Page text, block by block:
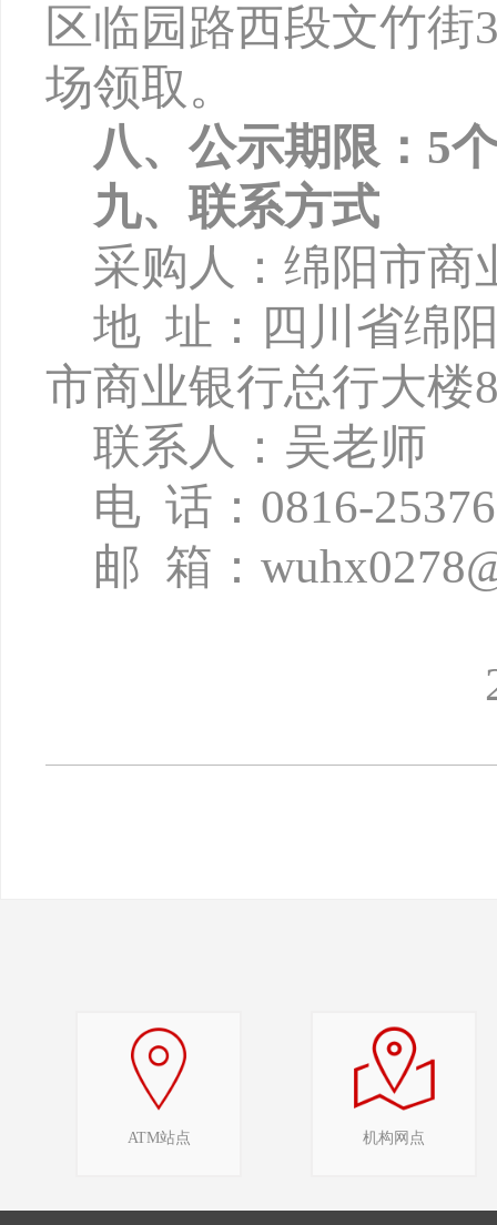
区临园路西段文竹
场领取。
八、公示期限： 5
九、联系方式
采购人：绵阳市商
地 址：四川省绵
市商业银行总行大楼
联系人：吴老师
电 话： 0816-
邮 箱：
ATM站点 机构网点